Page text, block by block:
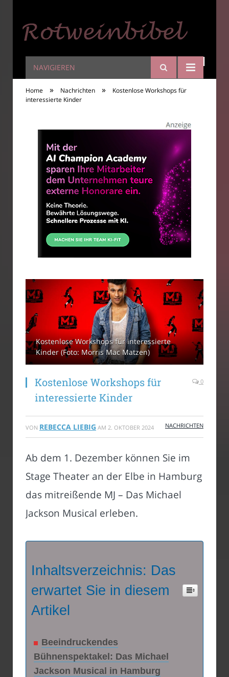
Rotweinbibel
NAVIGIEREN
Home » Nachrichten »
Kostenlose Workshops für
interessierte Kinder
Kostenlose Workshops für interessierte
Kinder (Foto: Morris Mac Matzen)
Kostenlose Workshops für
interessierte Kinder
0
VON REBECCA LIEBIG AM 2. OKTOBER 2024 NACHRICHTEN
Ab dem 1. Dezember können Sie im
Stage Theater an der Elbe in Hamburg
das mitreißende MJ – Das Michael
Jackson Musical erleben.
Inhaltsverzeichnis: Das
erwartet Sie in diesem
Artikel
Beeindruckendes
Bühnenspektakel: Das Michael
Jackson Musical in Hamburg